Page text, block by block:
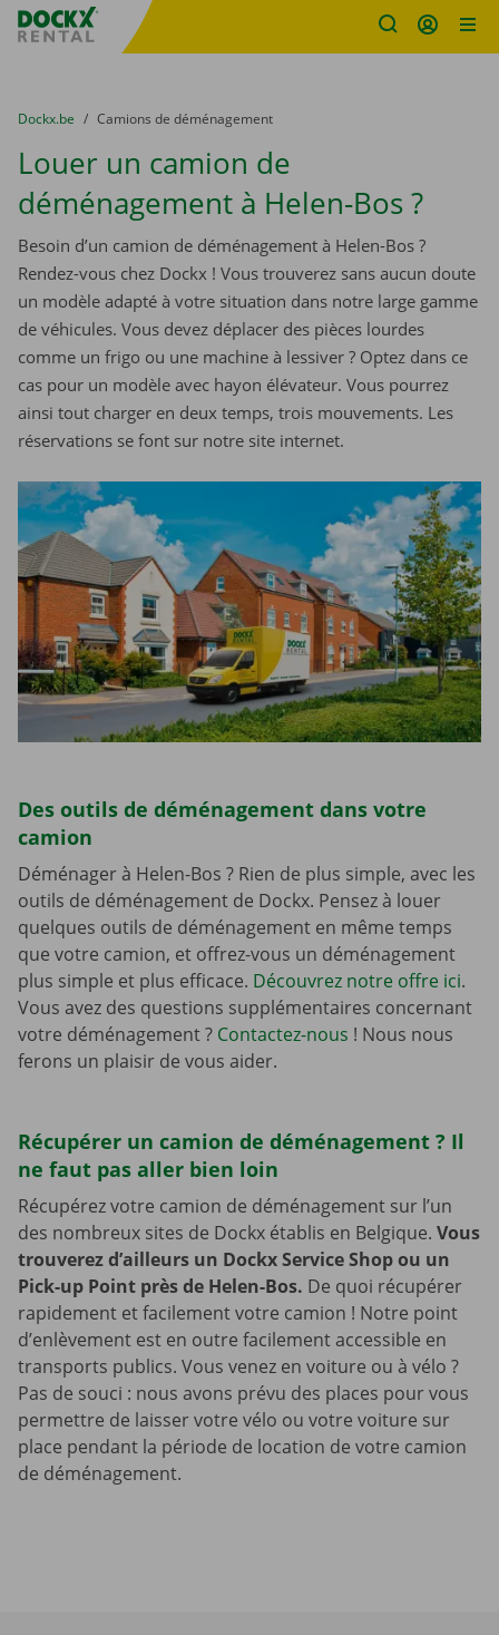
sitename
You are here:
du
Dockx.be to
Camions de déménagement
Louer un camion de
déménagement à Helen-Bos ?
Besoin d’un camion de déménagement à Helen-Bos ?
Rendez-vous chez Dockx ! Vous trouverez sans aucun doute
un modèle adapté à votre situation dans notre large gamme
de véhicules. Vous devez déplacer des pièces lourdes
comme un frigo ou une machine à lessiver ? Optez dans ce
cas pour un modèle avec hayon élévateur. Vous pourrez
ainsi tout charger en deux temps, trois mouvements. Les
réservations se font sur notre site internet.
Des outils de déménagement dans votre
camion
Déménager à Helen-Bos ? Rien de plus simple, avec les
outils de déménagement de Dockx. Pensez à louer
quelques outils de déménagement en même temps
que votre camion, et offrez-vous un déménagement
plus simple et plus efficace. Découvrez notre offre ici.
Vous avez des questions supplémentaires concernant
votre déménagement ? Contactez-nous ! Nous nous
ferons un plaisir de vous aider.
Récupérer un camion de déménagement ? Il
ne faut pas aller bien loin
Récupérez votre camion de déménagement sur l’un
des nombreux sites de Dockx établis en Belgique. Vous
trouverez d’ailleurs un Dockx Service Shop ou un
Pick-up Point près de Helen-Bos. De quoi récupérer
rapidement et facilement votre camion ! Notre point
d’enlèvement est en outre facilement accessible en
transports publics. Vous venez en voiture ou à vélo ?
Pas de souci : nous avons prévu des places pour vous
permettre de laisser votre vélo ou votre voiture sur
place pendant la période de location de votre camion
de déménagement.